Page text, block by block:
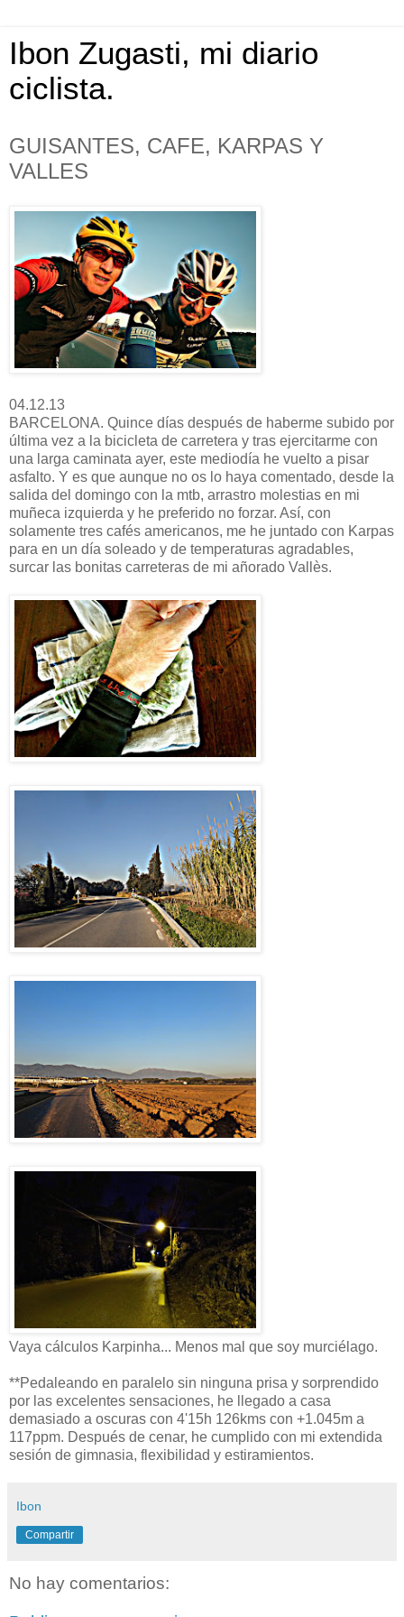
Ibon Zugasti, mi diario
ciclista.
GUISANTES, CAFE, KARPAS Y
VALLES
04.12.13
BARCELONA. Quince días después de haberme subido por
última vez a la bicicleta de carretera y tras ejercitarme con
una larga caminata ayer, este mediodía he vuelto a pisar
asfalto. Y es que aunque no os lo haya comentado, desde la
salida del domingo con la mtb, arrastro molestias en mi
muñeca izquierda y he preferido no forzar. Así, con
solamente tres cafés americanos, me he juntado con Karpas
para en un día soleado y de temperaturas agradables,
surcar las bonitas carreteras de mi añorado Vallès.
Vaya cálculos Karpinha... Menos mal que soy murciélago.
**Pedaleando en paralelo sin ninguna prisa y sorprendido
por las excelentes sensaciones, he llegado a casa
demasiado a oscuras con 4'15h 126kms con +1.045m a
117ppm. Después de cenar, he cumplido con mi extendida
sesión de gimnasia, flexibilidad y estiramientos.
Ibon
Compartir
No hay comentarios: